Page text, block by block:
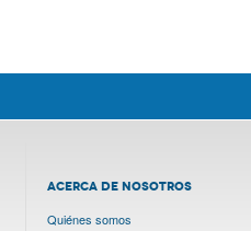
ACERCA DE NOSOTROS
Quiénes somos